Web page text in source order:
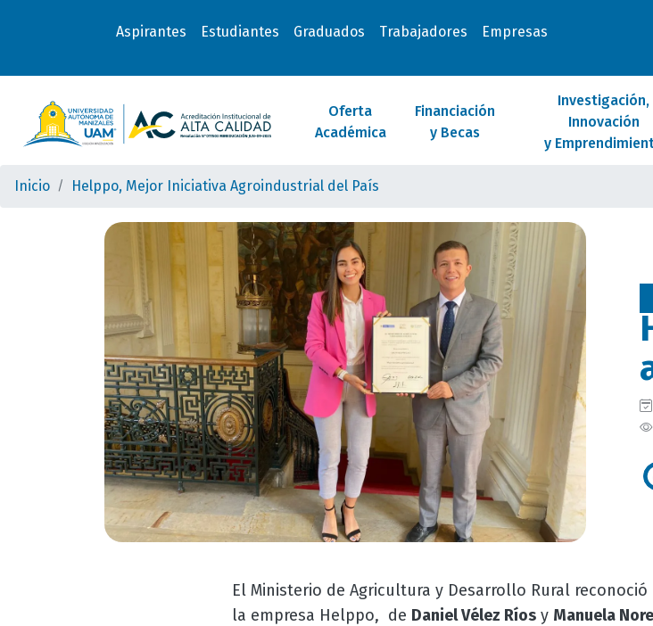
Aspirantes Estudiantes Graduados Trabajadores Empresas
Oferta
Académica
Financiación
y Becas
Investigación,
Innovación
y
Inicio Helppo, Mejor Iniciativa Agroindustrial del País
El Ministerio de Agricultura y Desarrollo Rural
la empresa Helppo, de Daniel Vélez Ríosy Manuela